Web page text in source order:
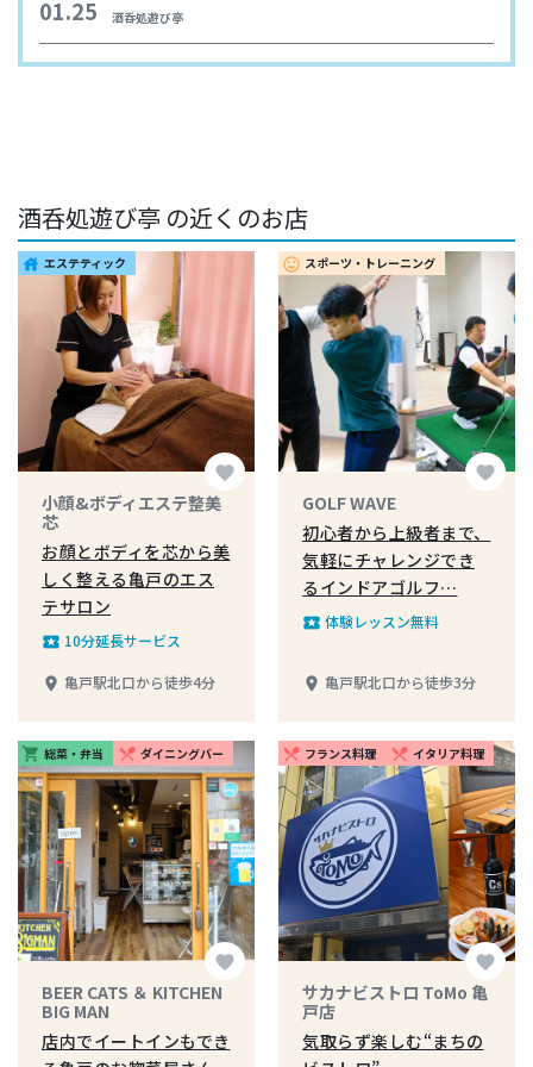
01.25 酒呑処遊び亭
酒呑処遊び亭 の近くのお店
house エステティック
favorite
小顔&ボディエステ整美
芯
お顔とボディを芯から美
しく整える亀戸のエス
テサロン
local_play 10分延長サービス
place 亀戸駅北口から徒歩4分
insert_emoticon スポーツ・トレーニング
favorite
GOLF WAVE
初心者から上級者まで、
気軽にチャレンジでき
るインドアゴルフ…
local_play 体験レッスン無料
place 亀戸駅北口から徒歩3分
shopping_cart 総菜・弁当 restaurant_menu ダイニングバー
favorite
BEER CATS ＆ KITCHEN
BIG MAN
店内でイートインもでき
restaurant_menu フランス料理 restaurant_menu イタリア料理
favorite
サカナビストロ ToMo 亀
戸店
気取らず楽しむ“まちの